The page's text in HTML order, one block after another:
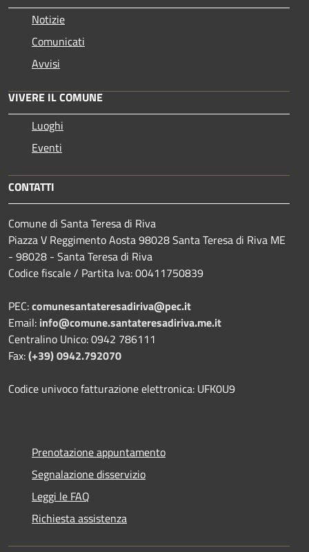
Notizie
Comunicati
Avvisi
VIVERE IL COMUNE
Luoghi
Eventi
CONTATTI
Comune di Santa Teresa di Riva
Piazza V Reggimento Aosta 98028 Santa Teresa di Riva ME
- 98028 - Santa Teresa di Riva
Codice fiscale / Partita Iva: 00411750839
PEC:comunesantateresadiriva@pec.it
Email: info@comune.santateresadiriva.me.it
Centralino Unico: 0942 786111
Fax:(+39) 0942.792070
Codice univoco fatturazione elettronica: UFK0U9
Prenotazione appuntamento
Segnalazione disservizio
Leggi le FAQ
Richiesta assistenza